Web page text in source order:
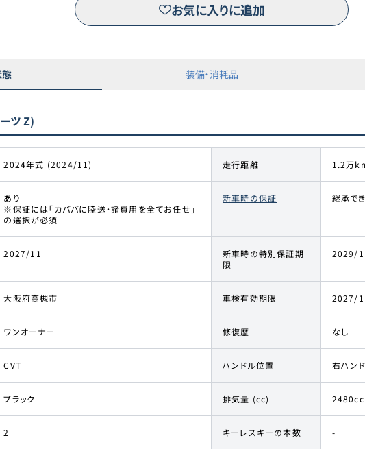
お気に入りに追加
装備・消耗品
ツ Z)
2024年式 (2024/11) 走行距離 1.2万
あり
※保証には「カババに陸送・諸費用を全てお任せ」
の選択が必須
新車時の保証 継承でき
2027/11
新車時の特別保証期
限
2029/
大阪府高槻市 車検有効期限 2027/
ワンオーナー 修復歴 なし
CVT ハンドル位置 右ハン
ブラック 排気量 (cc) 2480cc
2 キーレスキーの本数 -